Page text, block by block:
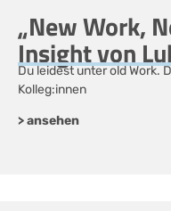
„New Work,
Insight von
Du leidest unter old Work.
Kolleg:innen
> ansehen